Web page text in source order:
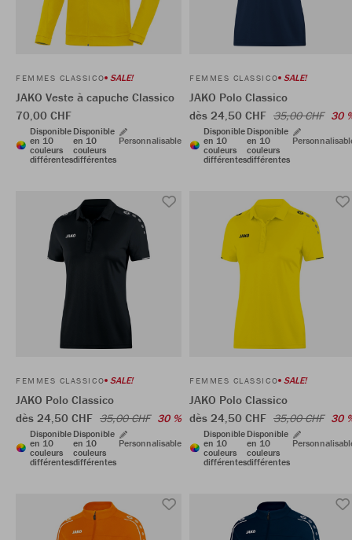
FEMMES CLASSICO SALE!
JAKO Veste à capuche Classico
70,00 CHF
Disponible
en 10
couleurs
différentes
Disponible
en 10
couleurs
différentes
Personnalisable
FEMMES CLASSICO SALE!
JAKO Polo Classico
dès 24,50 CHF 35,00 CHF 30
Disponible
en 10
couleurs
différentes
Disponible
en 10
couleurs
différentes
FEMMES CLASSICO SALE!
JAKO Polo Classico
dès 24,50 CHF 35,00 CHF 30 %
Disponible
en 10
couleurs
différentes
Disponible
en 10
couleurs
différentes
Personnalisable
FEMMES CLASSICO SALE!
JAKO Polo Classico
dès 24,50 CHF 35,00 CHF 30
Disponible
en 10
couleurs
différentes
Disponible
en 10
couleurs
différentes